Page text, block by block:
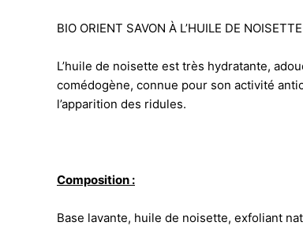
BIO ORIENT SAVON À L’HUILE DE
L’huile de noisette est très hydratante,
comédogène, connue pour son activité
l’apparition des ridules.
Composition :
Base lavante, huile de noisette, exfoliant